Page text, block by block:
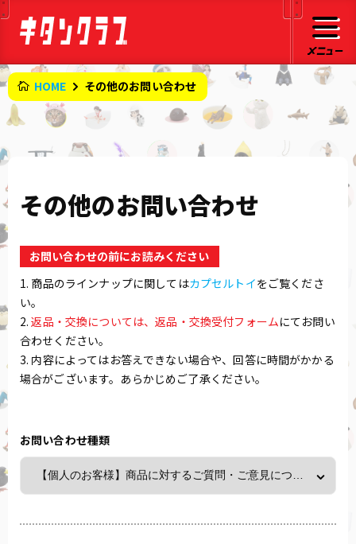
HOME その他のお問い合わせ
その他のお問い合わせ
お問い合わせの前にお読みください
1. 商品のラインナップに関してはカプセルトイをご覧くださ
い。
2.返品・交換については、返品・交換受付フォームにてお問い
合わせください。
3. 内容によってはお答えできない場合や、回答に時間がかかる
場合がございます。あらかじめご了承ください。
お問い合わせ種類